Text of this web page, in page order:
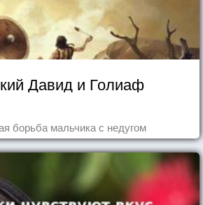
Давид и Голиаф
борьба мальчика с недугом